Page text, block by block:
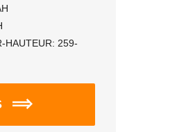
HAUTEUR: 259-